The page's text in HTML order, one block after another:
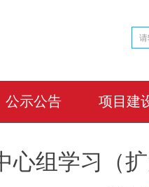
公示公告 项目建
心组学习（